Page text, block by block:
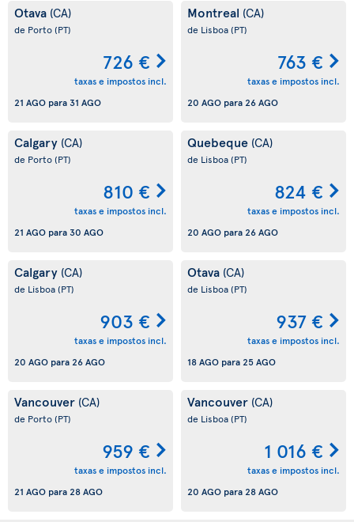
Otava (CA)
de Porto(PT)
726 €
taxas e impostos incl.
21 AGO para 31 AGO
Montreal (CA)
de Lisboa(PT)
763 €
taxas e impostos incl.
20 AGO para26 AGO
Calgary (CA)
de Porto(PT)
810 €
taxas e impostos incl.
21 AGO para 30 AGO
Quebeque (CA)
de Lisboa(PT)
824 €
taxas e impostos incl.
20 AGO para26 AGO
Calgary (CA)
de Lisboa(PT)
903 €
taxas e impostos incl.
20 AGO para26 AGO
Otava (CA)
de Lisboa(PT)
937 €
taxas e impostos incl.
18 AGO para25 AGO
Vancouver (CA)
de Porto(PT)
959 €
taxas e impostos incl.
21 AGO para28 AGO
Vancouver (CA)
de Lisboa(PT)
1 016 €
taxas e impostos incl.
20 AGO para28 AGO